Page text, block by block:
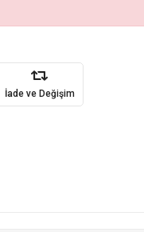
İade ve Değişim